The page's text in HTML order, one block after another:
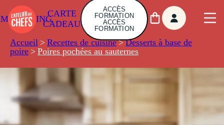
CARTE
CADEAU
ACCÈS
FORMATION
ACCÈS
FORMATION
Accueil > Recettes de cuisine > Desserts à base de
poire > Poires pochées au sauternes